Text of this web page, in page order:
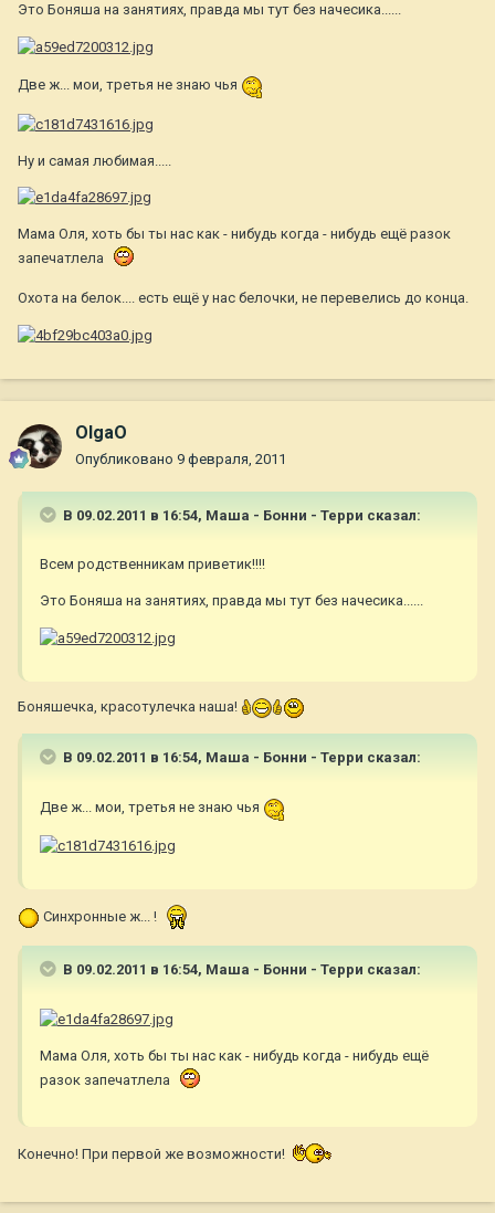
Это Боняша на занятиях, правда мы тут без начесика......
Две ж... мои, третья не знаю чья
Ну и самая любимая.....
Мама Оля, хоть бы ты нас как - нибудь когда - нибудь ещё разок
запечатлела
Охота на белок.... есть ещё у нас белочки, не перевелись до конца.
OlgaO
Опубликовано 9 февраля, 2011
В 09.02.2011 в 16:54, Маша - Бонни - Терри сказал:
Всем родственникам приветик!!!!
Это Боняша на занятиях, правда мы тут без начесика......
Боняшечка, красотулечка наша!
В 09.02.2011 в 16:54, Маша - Бонни - Терри сказал:
Две ж... мои, третья не знаю чья
Синхронные ж... !
В 09.02.2011 в 16:54, Маша - Бонни - Терри сказал:
Мама Оля, хоть бы ты нас как - нибудь когда - нибудь ещё
разок запечатлела
Конечно! При первой же возможности!